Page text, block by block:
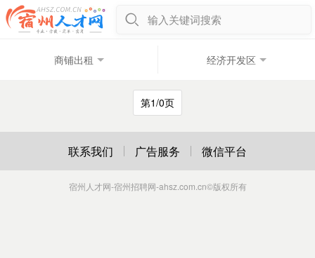
输入关键词搜索
商铺出租 经济开发区
第1/0页
联系我们 广告服务 微信平台
宿州人才网-宿州招聘网-ahsz.com.cn©版权所有